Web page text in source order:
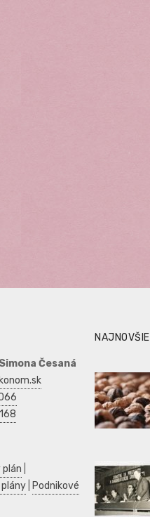
Simona Česaná
plán
plány
Podnikové
NAJNOVŠIE